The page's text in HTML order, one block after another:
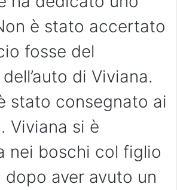
è stato accertato
fosse del
di Viviana.
stato consegnato ai
Viviana si è
nei boschi col figlio
aver avuto un